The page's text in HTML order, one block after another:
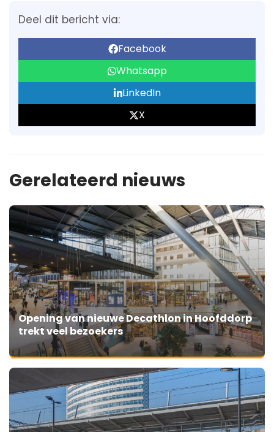
Deel dit bericht via:
Facebook
Whatsapp
LinkedIn
X
Gerelateerd nieuws
Opening van nieuwe Decathlon in Hoofddorp
trekt veel bezoekers